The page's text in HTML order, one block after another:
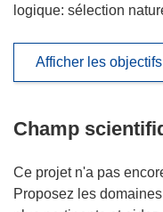
logique: sélection
Afficher les
Champ
Ce projet n'a pas
Proposez les